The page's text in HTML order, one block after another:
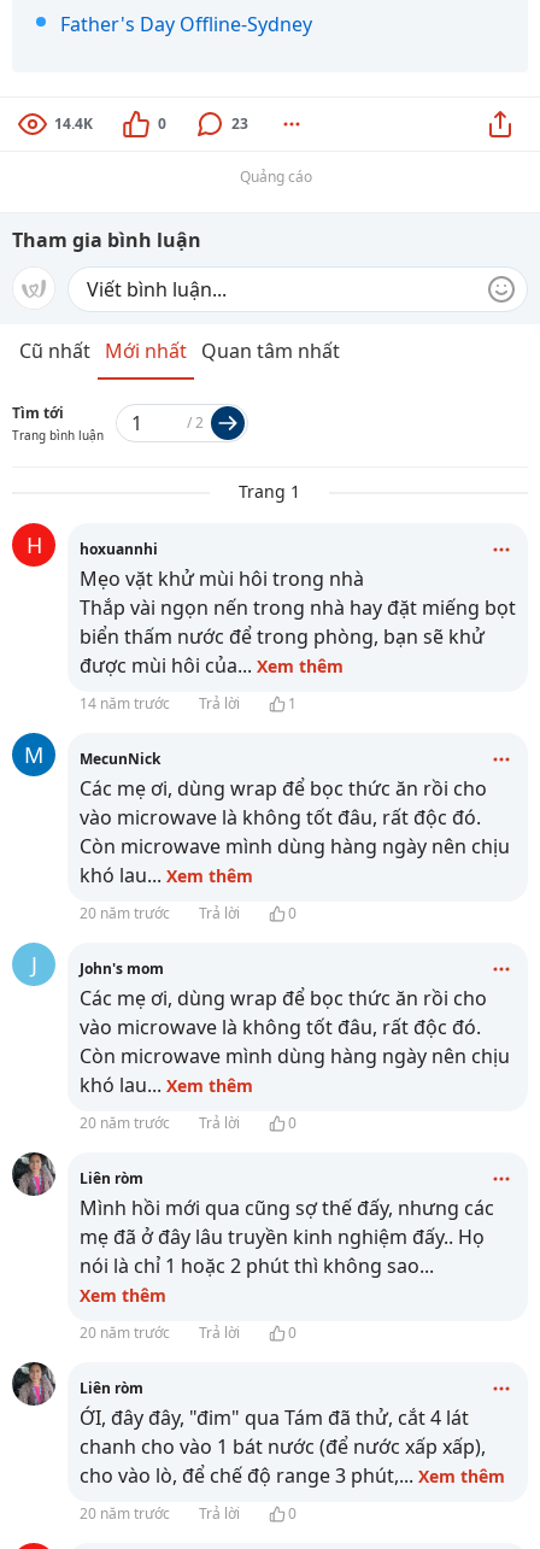
Father's Day Offline-Sydney
14.4K 0 23
Quảng cáo
Tham gia bình luận
Cũ nhất Mới nhất Quan tâm nhất
Tìm tới
Trang bình luận
/2
Trang 1
H hoxuannhi
Mẹo vặt khử mùi hôi trong nhà
Thắp vài ngọn nến trong nhà hay đặt miếng bọt
biển thấm nước để trong phòng, bạn sẽ khử
được mùi hôi của... Xem thêm
14 năm trước Trả lời 1
M MecunNick
Các mẹ ơi, dùng wrap để bọc thức ăn rồi cho
vào microwave là không tốt đâu, rất độc đó.
Còn microwave mình dùng hàng ngày nên chịu
khó lau... Xem thêm
20 năm trước Trả lời 0
J John's mom
Các mẹ ơi, dùng wrap để bọc thức ăn rồi cho
vào microwave là không tốt đâu, rất độc đó.
Còn microwave mình dùng hàng ngày nên chịu
khó lau... Xem thêm
20 năm trước Trả lời 0
Liên ròm
Mình hồi mới qua cũng sợ thế đấy, nhưng các
mẹ đã ở đây lâu truyền kinh nghiệm đấy.. Họ
nói là chỉ 1 hoặc 2 phút thì không sao...
Xem thêm
20 năm trước Trả lời 0
Liên ròm
ỚI, đây đây, "đim" qua Tám đã thử, cắt 4 lát
chanh cho vào 1 bát nước (để nước xấp xấp),
cho vào lò, để chế độ range 3 phút,... Xem thêm
20 năm trước Trả lời 0